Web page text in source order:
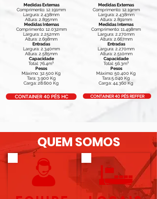
Medidas Externas
Comprimento: 12.191mm
Largura: 2.438mm
Altura: 2.895mm
Medidas Internas
Comprimento: 12.032mm
Largura: 2.252mm
Altura: 2.698mm
Entradas
Largura: 2.340mm
Altura: 2.585mm
Capacidade
Total: 76.4m³
Pesos
Máximo: 32.500 Kg
Tara: 3.900 Kg
Carga: 28.600 Kg
Medidas Externas
Comprimento: 12.19mm
Largura: 2.438mm
Altura: 2.891mm
Medidas Internas
Comprimento: 11.498mm
Largura: 2.270mm
Altura: 2.667mm
Entradas
Largura: 2.270mm
Altura: 2.510mm
Capacidade
Total: 56.3m³
Pesos
Máximo: 50.400 Kg
Tara:5.040 Kg
Carga: 44.360 Kg
CONTAINER 40 PÉS HC CONTAINER 40 PÉS REFFER
QUEM SOMOS